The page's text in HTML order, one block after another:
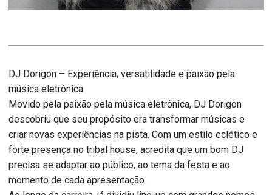
DJ Dorigon – Experiência, versatilidade e paixão pela
música eletrônica
Movido pela paixão pela música eletrônica, DJ Dorigon
descobriu que seu propósito era transformar músicas e
criar novas experiências na pista. Com um estilo eclético e
forte presença no tribal house, acredita que um bom DJ
precisa se adaptar ao público, ao tema da festa e ao
momento de cada apresentação.